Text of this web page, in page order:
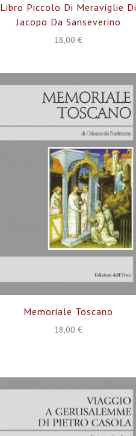
Libro Piccolo Di Meraviglie Di
Jacopo Da Sanseverino
18,00 €
Memoriale Toscano
18,00 €